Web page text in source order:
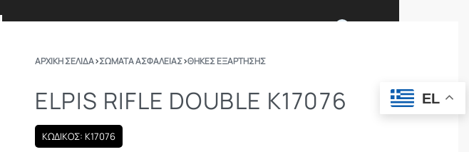
ΕΞΟΠΛΙΣΜΟΣ
ΑΡΧΙΚΉ ΣΕΛΊΔΑ›ΣΩΜΑΤΑ ΑΣΦΑΛΕΙΑΣ›ΘΉΚΕΣ ΕΞΆΡΤΗΣΗΣ
ELPIS RIFLE DOUBLE K17076
ΚΩΔΙΚΟΣ: K17076
EL